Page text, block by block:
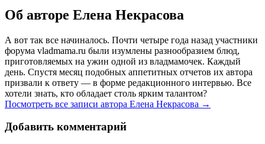
Об авторе Елена Некрасова
А вот так все начиналось. Почти четыре года назад участники
форума vladmama.ru были изумлены разнообразием блюд,
приготовляемых на ужин одной из владмамочек. Каждый
день. Спустя месяц подобных аппетитных отчетов их автора
призвали к ответу — в форме редакционного интервью. Все
хотели знать, кто обладает столь ярким талантом?
Посмотреть все записи автора Елена Некрасова →
Добавить комментарий